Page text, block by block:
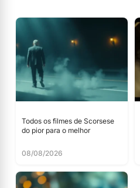
Todos os filmes de Scorsese
do pior para o melhor
08/08/2026